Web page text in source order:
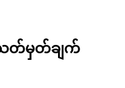
တ်မှတ်ချက်